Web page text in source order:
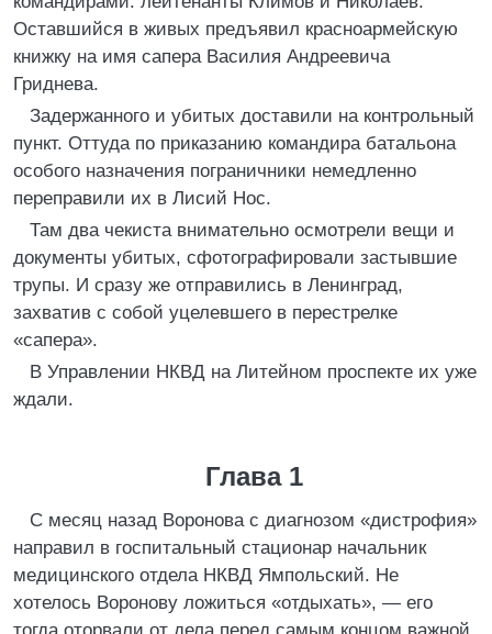
Оставшийся в живых предъявил красноармейскую
книжку на имя сапера Василия Андреевича
Гриднева.
Задержанного и убитых доставили на контрольный
пункт. Оттуда по приказанию командира батальона
особого назначения пограничники немедленно
переправили их в Лисий Нос.
Там два чекиста внимательно осмотрели вещи и
документы убитых, сфотографировали застывшие
трупы. И сразу же отправились в Ленинград,
захватив с собой уцелевшего в перестрелке
«сапера».
В Управлении НКВД на Литейном проспекте их уже
ждали.
Глава 1
С месяц назад Воронова с диагнозом «дистрофия»
направил в госпитальный стационар начальник
медицинского отдела НКВД Ямпольский. Не
хотелось Воронову ложиться «отдыхать», — его